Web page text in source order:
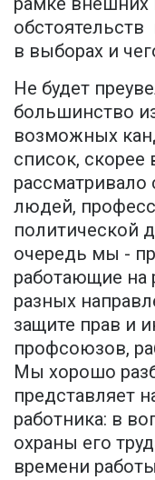
обстоятельств
в выборах и
Не будет
большинство
возможных
список, скорее
рассматривало
людей,
политической
очередь мы -
работающие на
разных
защите прав и
профсоюзов,
Мы хорошо
представляет
работника: в
охраны его
времени